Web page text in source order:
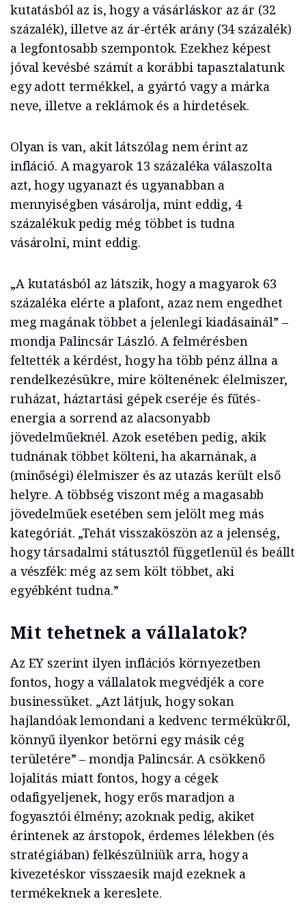
kutatásból az is, hogy a vásárláskor az ár (32
százalék), illetve az ár-érték arány (34 százalék)
a legfontosabb szempontok. Ezekhez képest
jóval kevésbé számít a korábbi tapasztalatunk
egy adott termékkel, a gyártó vagy a márka
neve, illetve a reklámok és a hirdetések.
Olyan is van, akit látszólag nem érint az
infláció. A magyarok 13 százaléka válaszolta
azt, hogy ugyanazt és ugyanabban a
mennyiségben vásárolja, mint eddig, 4
százalékuk pedig még többet is tudna
vásárolni, mint eddig.
„A kutatásból az látszik, hogy a magyarok 63
százaléka elérte a plafont, azaz nem engedhet
meg magának többet a jelenlegi kiadásainál” –
mondja Palincsár László. A felmérésben
feltették a kérdést, hogy ha több pénz állna a
rendelkezésükre, mire költenének: élelmiszer,
ruházat, háztartási gépek cseréje és fűtés-
energia a sorrend az alacsonyabb
jövedelműeknél. Azok esetében pedig, akik
tudnának többet költeni, ha akarnának, a
(minőségi) élelmiszer és az utazás került első
helyre. A többség viszont még a magasabb
jövedelműek esetében sem jelölt meg más
kategóriát. „Tehát visszaköszön az a jelenség,
hogy társadalmi státusztól függetlenül és beállt
a vészfék: még az sem költ többet, aki
egyébként tudna.”
Mit tehetnek a vállalatok?
Az EY szerint ilyen inflációs környezetben
fontos, hogy a vállalatok megvédjék a core
businessüket. „Azt látjuk, hogy sokan
hajlandóak lemondani a kedvenc termékükről,
könnyű ilyenkor betörni egy másik cég
területére” – mondja Palincsár. A csökkenő
lojalitás miatt fontos, hogy a cégek
odafigyeljenek, hogy erős maradjon a
fogyasztói élmény; azoknak pedig, akiket
érintenek az árstopok, érdemes lélekben (és
stratégiában) felkészülniük arra, hogy a
kivezetéskor visszaesik majd ezeknek a
termékeknek a kereslete.